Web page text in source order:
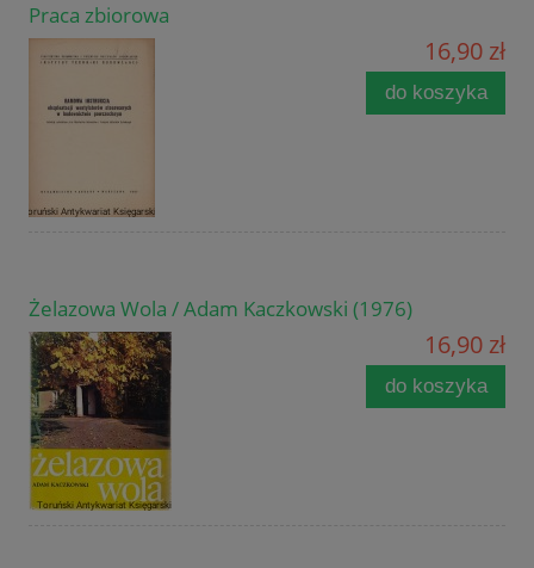
Praca zbiorowa
16,90 zł
do koszyka
Żelazowa Wola / Adam Kaczkowski (1976)
16,90 zł
do koszyka